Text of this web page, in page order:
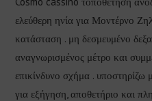
ελεύθερη ηνία για Μοντέρνο
κατάσταση . μη δεσμευμένο
αναγνωρισμένος μέτρο και
επικίνδυνο σχήμα .
για εξήγηση, αποθετήριο και